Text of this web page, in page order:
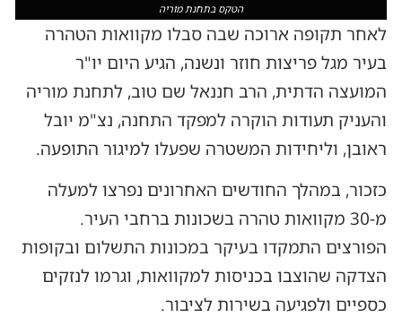
הטקס בתחנת מוריה
לאחר תקופה ארוכה שבה סבלו מקוואות הטהרה
בעיר מגל פריצות חוזר ונשנה, הגיע היום יו"ר
המועצה הדתית, הרב חננאל שם טוב, לתחנת מוריה
והעניק תעודות הוקרה למפקד התחנה, נצ"מ יובל
ראובן, וליחידות המשטרה שפעלו למיגור התופעה.
כזכור, במהלך החודשים האחרונים נפרצו למעלה
מ-30 מקוואות טהרה בשכונות ברחבי העיר.
הפורצים התמקדו בעיקר במכונות התשלום ובקופות
הצדקה שהוצבו בכניסות למקוואות, וגרמו לנזקים
כספיים ולפגיעה בשירות לציבור.